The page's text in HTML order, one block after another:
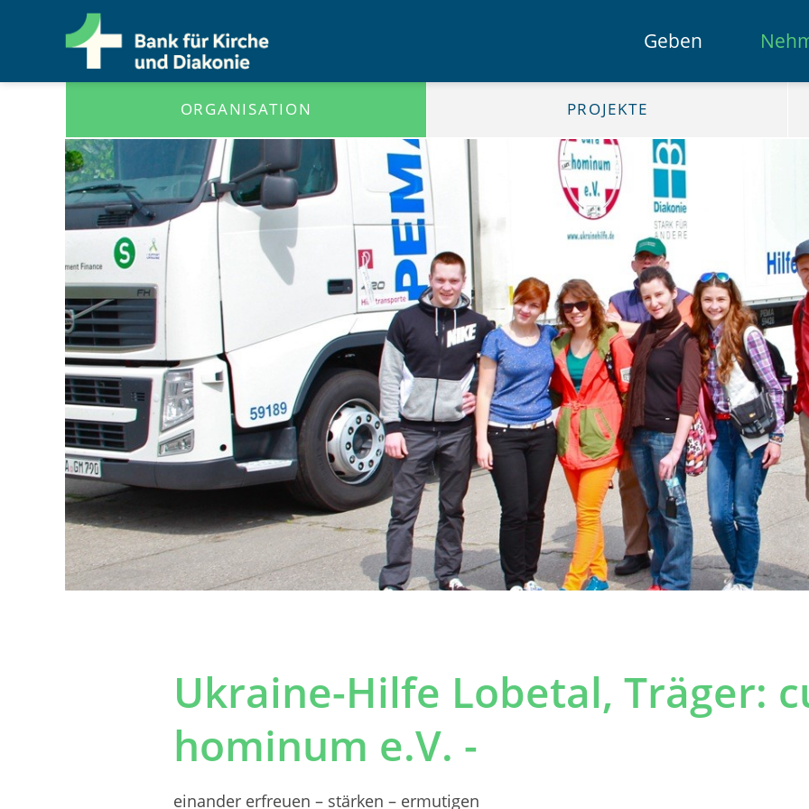
Geben
ORGANISATION PROJEKTE
Ukraine-Hilfe Lobetal, Träger:
hominum e.V. -
einander erfreuen – stärken – ermutigen